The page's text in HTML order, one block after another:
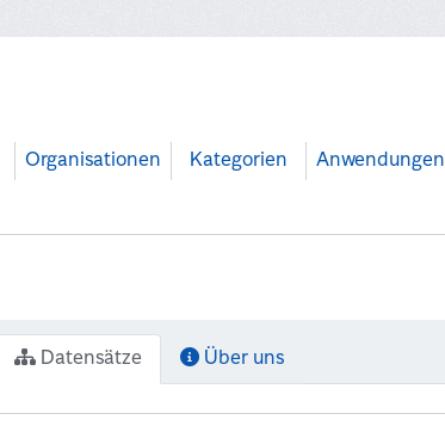
Organisationen Kategorien Anwendungen
Datensätze Über uns